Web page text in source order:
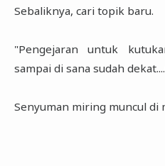
Sebaliknya, cari topik baru.
"Pengejaran untuk
sampai di sana sudah
Senyuman miring muncul di